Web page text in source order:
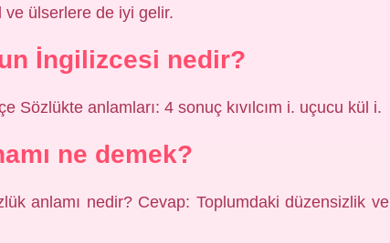
ve ülserlere de iyi gelir.
İngilizcesi nedir?
Sözlükte anlamları: 4 sonuç kıvılcım i. uçucu kül i.
ne demek?
anlamı nedir? Cevap: Toplumdaki düzensizlik ve